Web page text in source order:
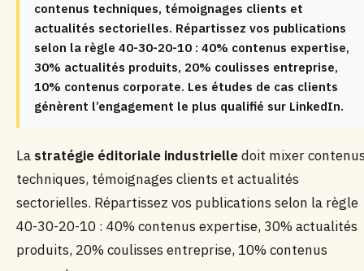
contenus techniques, témoignages clients et
actualités sectorielles. Répartissez vos publications
selon la règle 40-30-20-10 : 40% contenus expertise,
30% actualités produits, 20% coulisses entreprise,
10% contenus corporate. Les études de cas clients
génèrent l’engagement le plus qualifié sur LinkedIn.
La stratégie éditoriale industrielledoit mixer
techniques, témoignages clients et actualités
sectorielles. Répartissez vos publications selon la règle
40-30-20-10 : 40% contenus expertise, 30% actualités
produits, 20% coulisses entreprise, 10% contenus